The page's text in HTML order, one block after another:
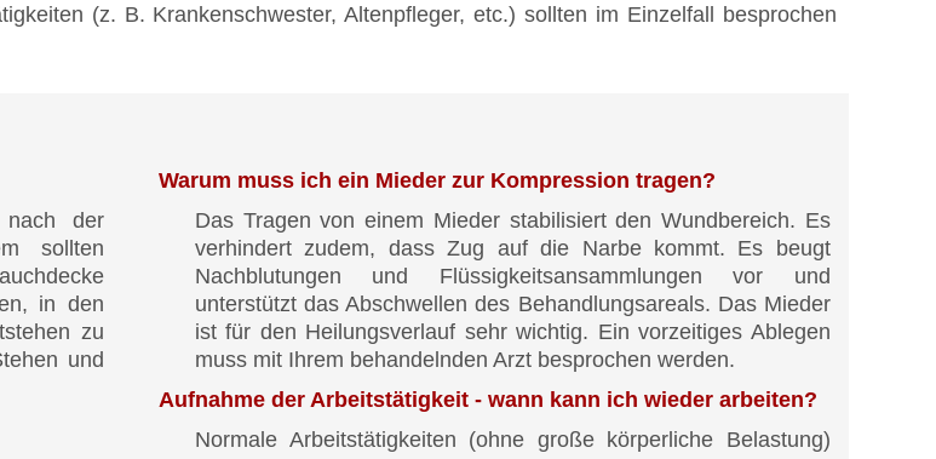
(z. B. Krankenschwester, Altenpfleger, etc.) sollten im Einzelfall besprochen
der
sollten
in den
zu
und
Warum muss ich ein Mieder zur Kompression tragen?
Das Tragen von einem Mieder stabilisiert den Wundbereich. Es
verhindert zudem, dass Zug auf die Narbe kommt. Es beugt
Nachblutungen und Flüssigkeitsansammlungen vor und
unterstützt das Abschwellen des Behandlungsareals. Das Mieder
ist für den Heilungsverlauf sehr wichtig. Ein vorzeitiges Ablegen
muss mit Ihrem behandelnden Arzt besprochen werden.
Aufnahme der Arbeitstätigkeit - wann kann ich wieder arbeiten?
Normale Arbeitstätigkeiten (ohne große körperliche Belastung)